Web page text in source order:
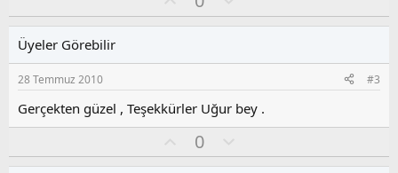
i
l
e
r
:
y l
s
u
z
o
l
Üyeler Görebilir
28 Temmuz 2010 #3
Gerçekten güzel , Teşekkürler Uğur bey .
y
0
l